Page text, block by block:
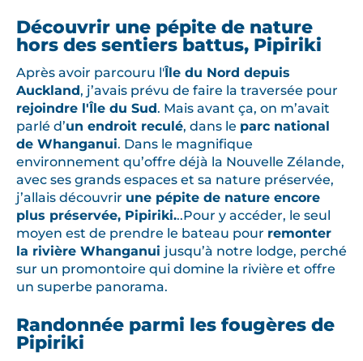
Découvrir une pépite de nature
hors des sentiers battus, Pipiriki
Après avoir parcouru l'Île du Nord depuis
Auckland, j’avais prévu de faire la traversée pour
rejoindre l'Île du Sud. Mais avant ça, on m’avait
parlé d’un endroit reculé, dans le parc national
de Whanganui. Dans le magnifique
environnement qu’offre déjà la Nouvelle Zélande,
avec ses grands espaces et sa nature préservée,
j’allais découvrir une pépite de nature encore
plus préservée, Pipiriki...Pour y accéder, le seul
moyen est de prendre le bateau pour remonter
la rivière Whanganui jusqu’à notre lodge, perché
sur un promontoire qui domine la rivière et offre
un superbe panorama.
Randonnée parmi les fougères de
Pipiriki